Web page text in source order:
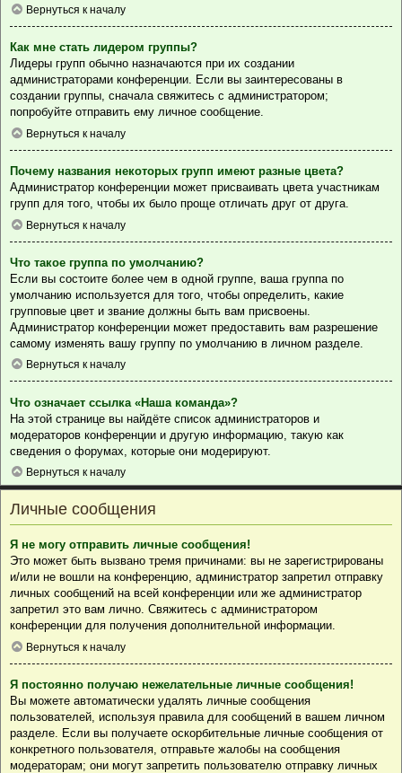
Вернуться к началу
Как мне стать лидером группы?
Лидеры групп обычно назначаются при их создании
администраторами конференции. Если вы заинтересованы в
создании группы, сначала свяжитесь с администратором;
попробуйте отправить ему личное сообщение.
Вернуться к началу
Почему названия некоторых групп имеют разные цвета?
Администратор конференции может присваивать цвета участникам
групп для того, чтобы их было проще отличать друг от друга.
Вернуться к началу
Что такое группа по умолчанию?
Если вы состоите более чем в одной группе, ваша группа по
умолчанию используется для того, чтобы определить, какие
групповые цвет и звание должны быть вам присвоены.
Администратор конференции может предоставить вам разрешение
самому изменять вашу группу по умолчанию в личном разделе.
Вернуться к началу
Что означает ссылка «Наша команда»?
На этой странице вы найдёте список администраторов и
модераторов конференции и другую информацию, такую как
сведения о форумах, которые они модерируют.
Вернуться к началу
Личные сообщения
Я не могу отправить личные сообщения!
Это может быть вызвано тремя причинами: вы не зарегистрированы
и/или не вошли на конференцию, администратор запретил отправку
личных сообщений на всей конференции или же администратор
запретил это вам лично. Свяжитесь с администратором
конференции для получения дополнительной информации.
Вернуться к началу
Я постоянно получаю нежелательные личные сообщения!
Вы можете автоматически удалять личные сообщения
пользователей, используя правила для сообщений в вашем личном
разделе. Если вы получаете оскорбительные личные сообщения от
конкретного пользователя, отправьте жалобы на сообщения
модераторам; они могут запретить пользователю отправку личных